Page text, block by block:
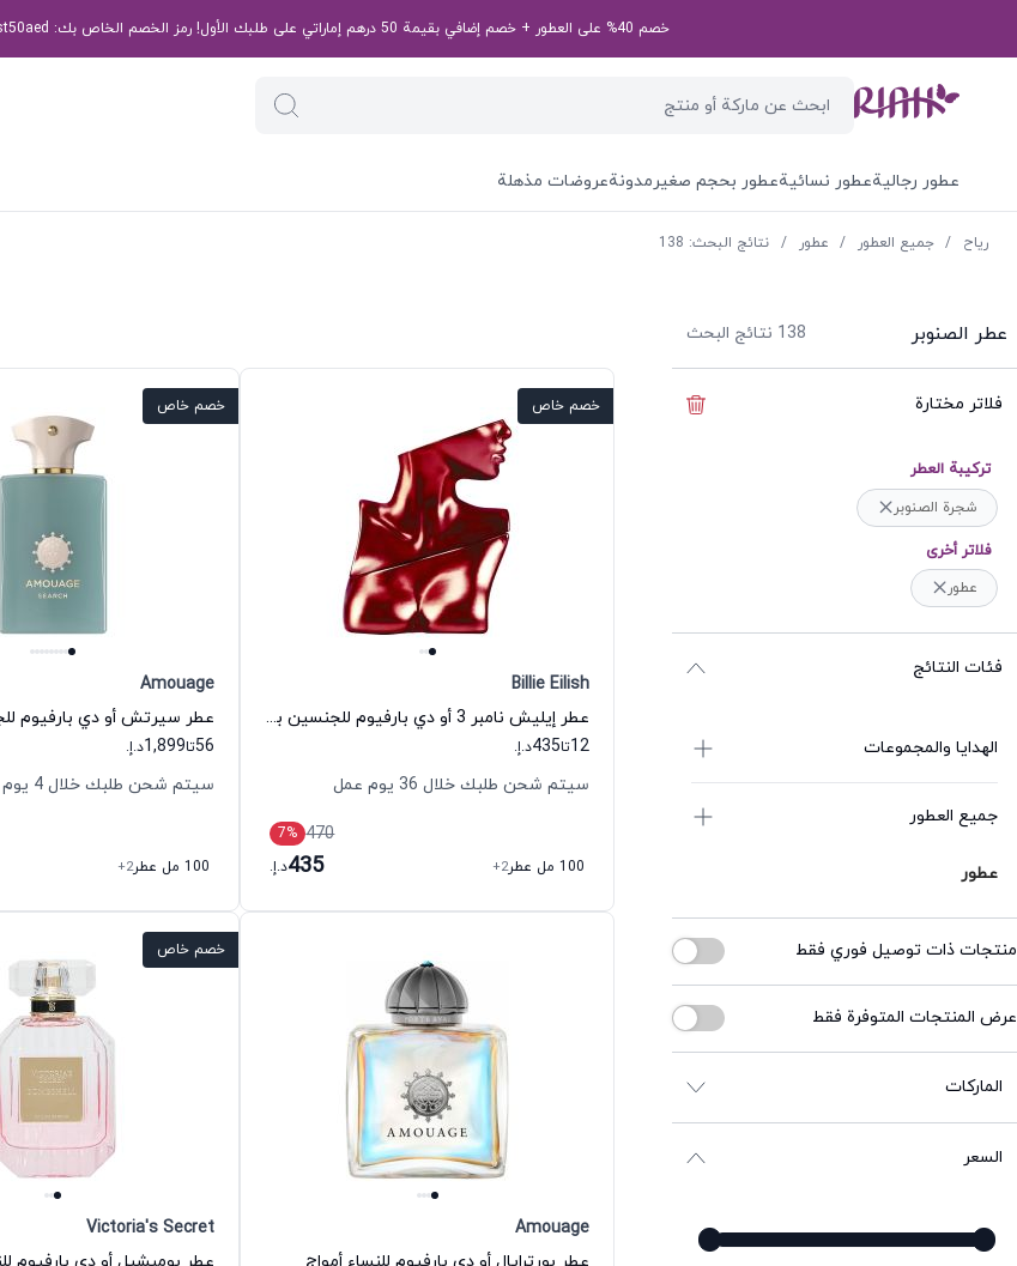
خصم 40% على العطور + خصم إضافي بقيمة 50 درهم إماراتي على طلبك الأول! رمز الخصم الخاص بك: first50aed
عطور رجاليةعطور نسائيةعطور بحجم صغيرمدونةعروضات مذهلة
ریاح / جميع العطور / عطور / نتائج البحث: 138
عطر الصنوبر 138 نتائج البحث
فلاتر مختارة
ترکیبة العطر
شجرة الصنوبر
فلاتر أخرى
عطور
فئات النتائج
الهدايا والمجموعات
جميع العطور
عطور
منتجات ذات توصيل فوري فقط
عرض المنتجات المتوفرة فقط
الماركات
السعر
خصم خاص
Billie Eilish
عطر إيليش نامبر 3 أو دي بارفيوم للجنسين بيلي ايليش
12تا435د.إ.
سيتم شحن طلبك خلال 36 يوم عمل
470
7%
100 مل عطر
+2
435د.إ.
خصم خاص
Amouage
عطر سيرتش أو دي بارفيوم
56تا1,899د.إ.
سيتم شحن طلبك خلال 4 يوم عمل
100 مل عطر
+2
Amouage
خصم خاص
Victoria's Secret